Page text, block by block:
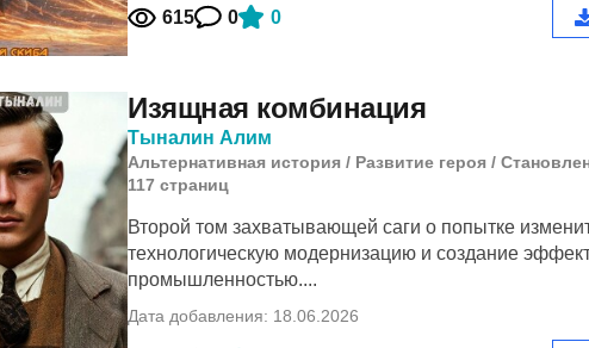
615 0 0
Изящная комбинация
Тыналин Алим
Альтернативная история / Развитие героя /
117 cтраниц
Второй том захватывающей саги о попытке
технологическую модернизацию и создание
промышленностью....
Дата добавления: 18.06.2026